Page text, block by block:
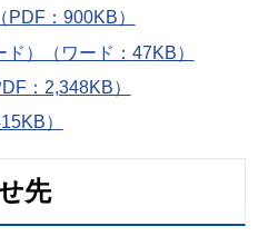
：900KB）
）（ワード：47KB）
：2,348KB）
）
先